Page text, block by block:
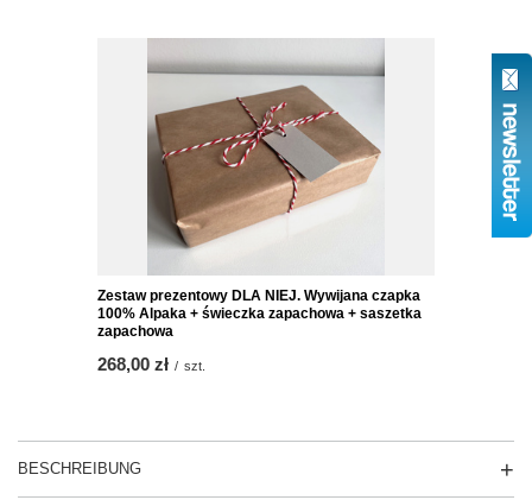
Zestaw prezentowy DLA NIEJ. Wywijana czapka
100% Alpaka + świeczka zapachowa + saszetka
zapachowa
268,00 zł / szt.
BESCHREIBUNG